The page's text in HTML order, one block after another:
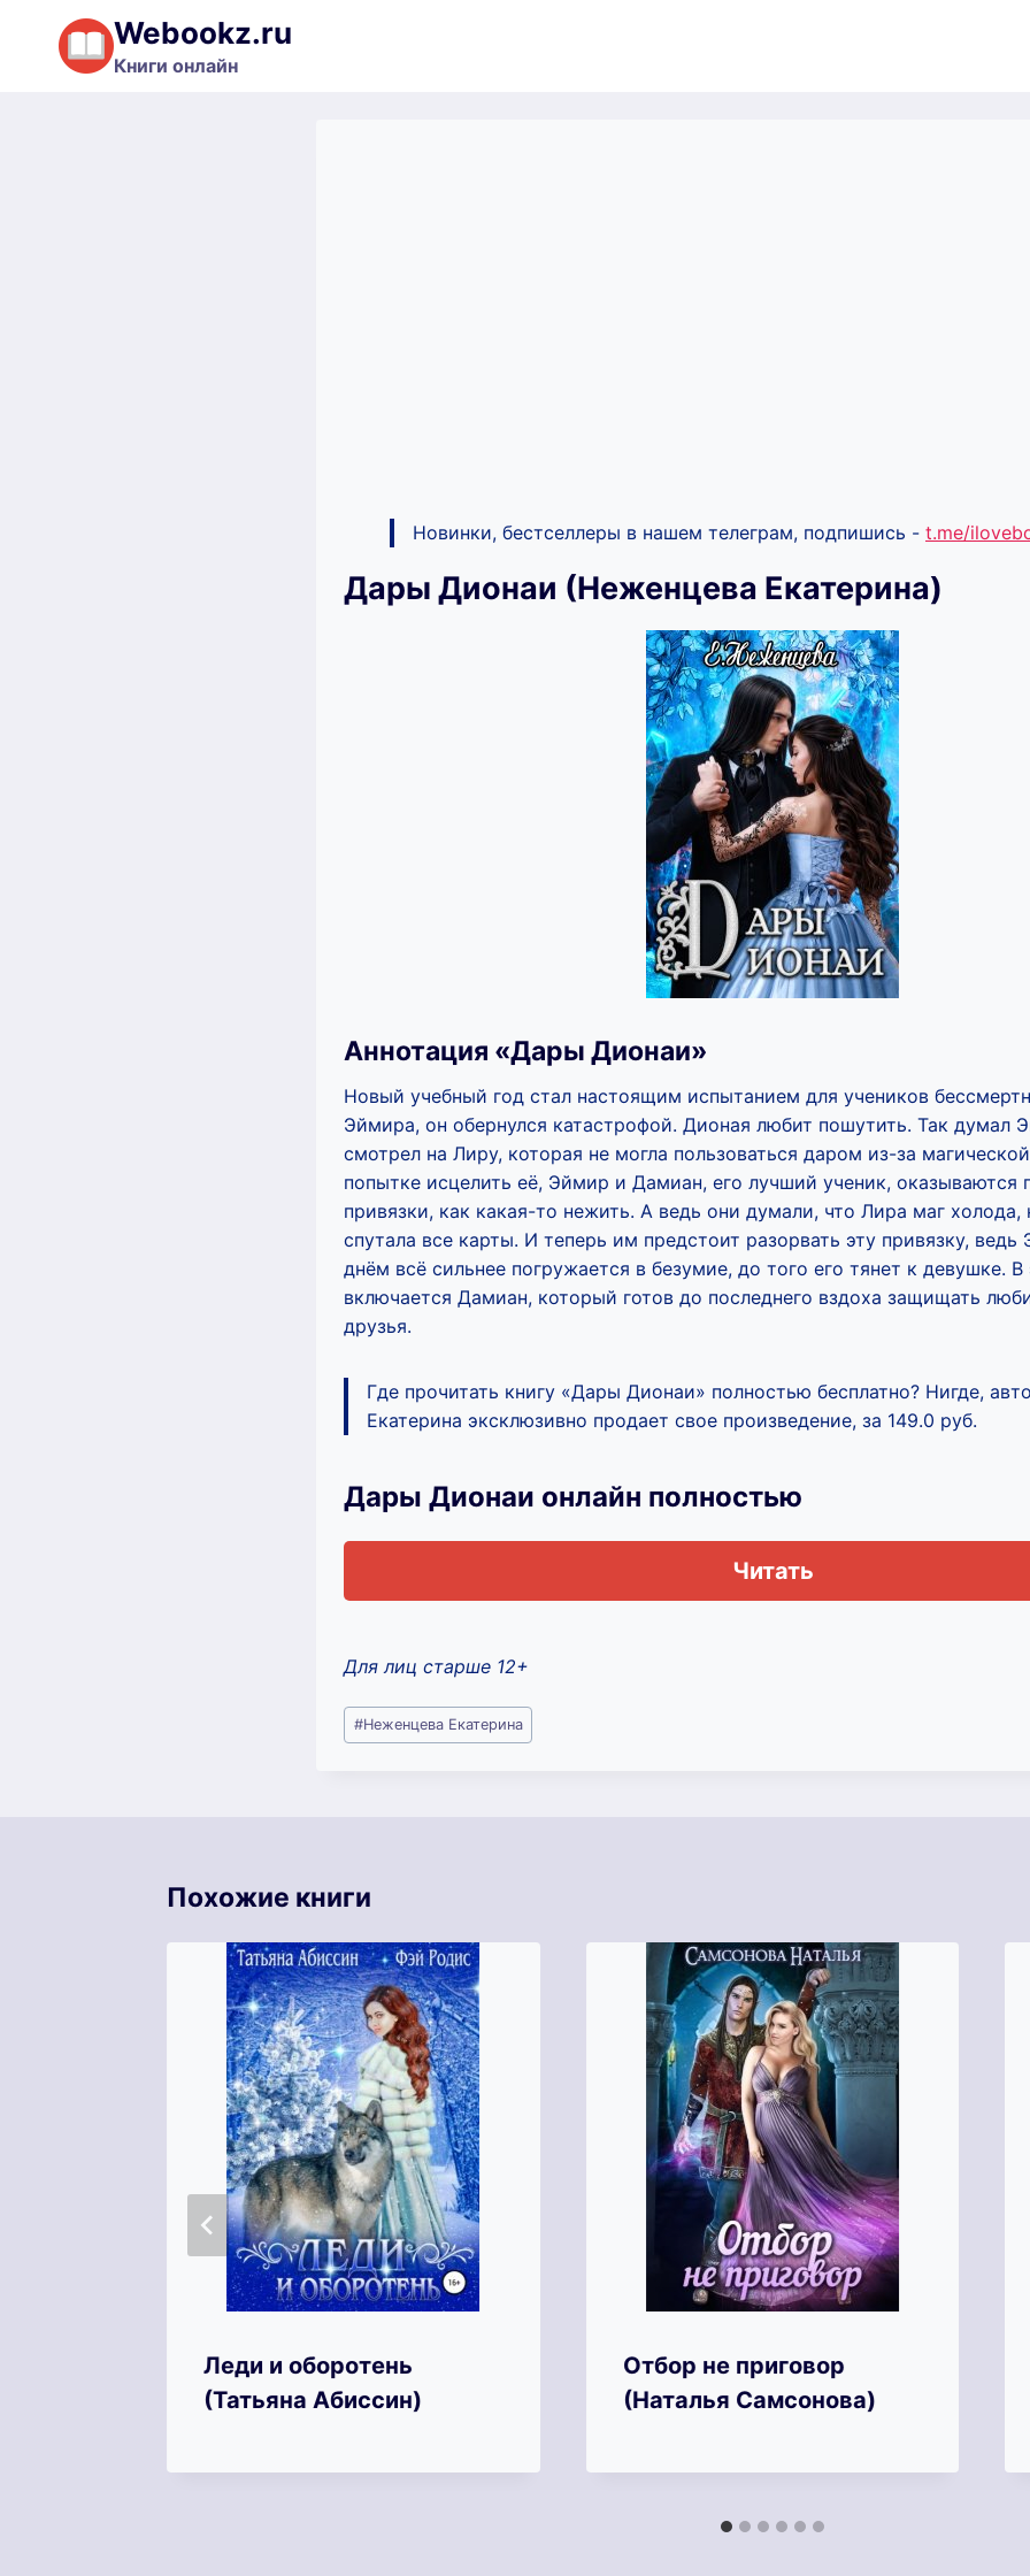
Перейти
содержимому
Webookz.ru
Книги онлайн
Новинки, бестселлеры в нашем телеграм, подпишись - t.me/
Дары Дионаи (Неженцева Екатерина)
Аннотация «Дары Дионаи»
Новый учебный год стал настоящим испытанием для учеников
Эймира, он обернулся катастрофой. Дионая любит пошутить. Так думал
смотрел на Лиру, которая не могла пользоваться даром из-за
попытке исцелить её, Эймир и Дамиан, его лучший ученик, оказываются
привязки, как какая-то нежить. А ведь они думали, что Лира маг холода,
спутала все карты. И теперь им предстоит разорвать эту привязку,
днём всё сильнее погружается в безумие, до того его тянет к девушке. В
включается Дамиан, который готов до последнего вздоха защищать
друзья.
Где прочитать книгу «Дары Дионаи» полностью бесплатно? Нигде,
Екатерина эксклюзивно продает свое произведение, за 149.0 руб.
Дары Дионаи онлайн полностью
Читать
Для лиц старше 12+
Метки
записи:
#Неженцева Екатерина
Похожие книги
Леди и оборотень
(Татьяна Абиссин)
Отбор не приговор
(Наталья Самсонова)